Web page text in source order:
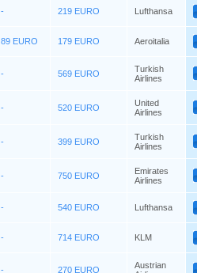
- 219 EURO Lufthansa
89 EURO 179 EURO Aeroitalia
- 569 EURO
Turkish
Airlines
- 520 EURO
United
Airlines
- 399 EURO
Turkish
Airlines
- 750 EURO
Emirates
Airlines
- 540 EURO Lufthansa
- 714 EURO KLM
- 270 EURO
Austrian